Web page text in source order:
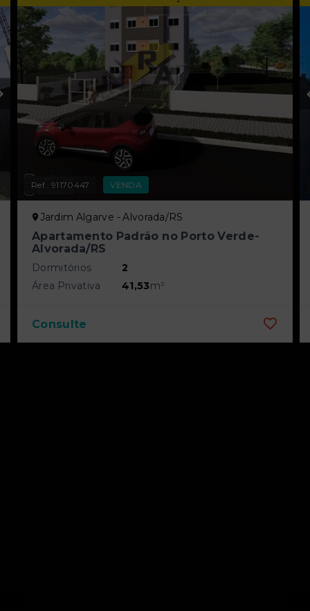
Ref.:91170447 VENDA
Jardim Algarve - Alvorada/RS
Apartamento Padrão no Porto Verde-
Alvorada/RS
Dormitórios
2
Área Privativa
41,53m²
Consulte